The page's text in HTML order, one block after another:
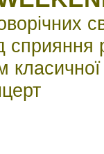
сприяння